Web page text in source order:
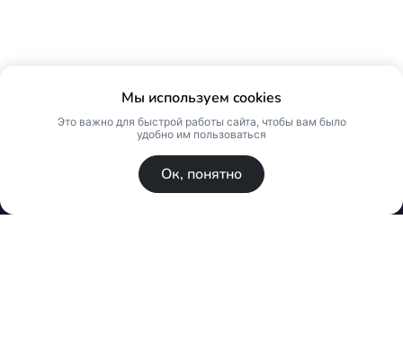
Мы используем cookies
Это важно для быстрой работы сайта, чтобы вам было
удобно им пользоваться
Ок, понятно